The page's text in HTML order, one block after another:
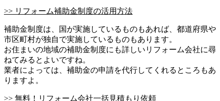
>> リフォーム補助金制度の活用方法
補助金制度は、国が実施しているものもあれば、都道府県や
市区町村が独自で実施しているものもあります。
お住まいの地域の補助金制度にも詳しいリフォーム会社に尋
ねてみるとよいですね。
業者によっては、補助金の申請を代行してくれるところもあ
りますよ。
>> 無料！リフォーム会社一括見積もり依頼